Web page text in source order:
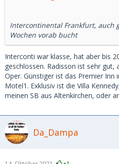
Intercontinental Frankfurt, auch
Wochen vorab bucht
Interconti war klasse, hat aber bis
geschlossen. Radisson ist sehr gut,
Oper. Günstiger ist das Premier Inn
Motel1. Exklusiv ist die Villa
meinen SB aus Altenkirchen, oder
Da_Dampa